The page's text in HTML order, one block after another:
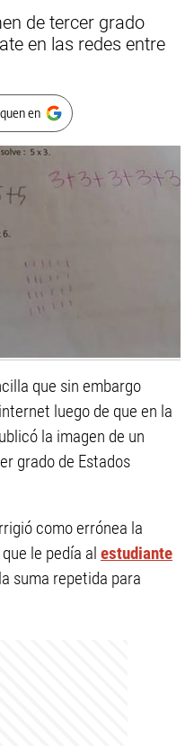
de tercer grado
en las redes entre
en
que sin embargo
luego de que en la
la imagen de un
grado de Estados
como errónea la
le pedía al estudiante
suma repetida para